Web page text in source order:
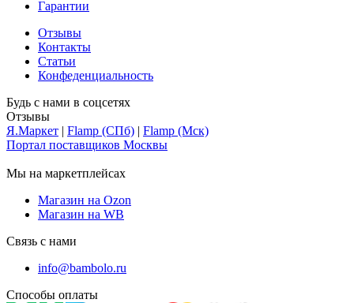
Гарантии
Отзывы
Контакты
Статьи
Конфеденциальность
Будь с нами в соцсетях
Отзывы
Я.Маркет | Flamp (СПб) | Flamp (Мск)
Портал поставщиков Москвы
Мы на маркетплейсах
Магазин на Ozon
Магазин на WB
Связь с нами
info@bambolo.ru
Способы оплаты